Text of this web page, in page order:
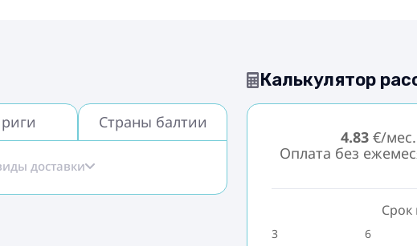
Страны балтии
доставки
Калькулятор
4.83€/мес.
Оплата без
Срок
3 6